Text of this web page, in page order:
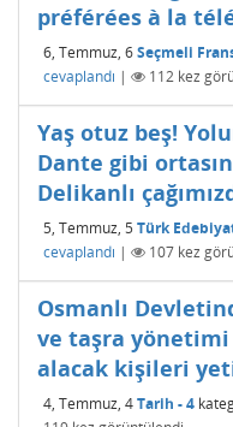
préférées à la
6, Temmuz, 6Seçmeli
cevaplandı | 112 kez
Yaş otuz beş!
Dante gibi
Delikanlı
5, Temmuz, 5 Türk
cevaplandı | 107 kez
Osmanlı
ve taşra
alacak kişileri
4, Temmuz, 4Tarih - 4